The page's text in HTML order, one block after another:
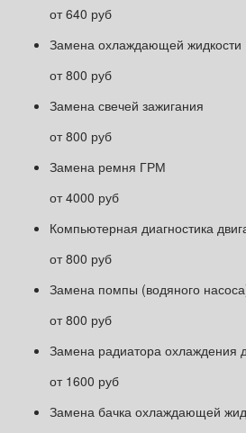
от 640 руб
Замена охлаждающей жидкости
от 800 руб
Замена свечей зажигания
от 800 руб
Замена ремня ГРМ
от 4000 руб
Компьютерная диагностика
от 800 руб
Замена помпы (водяного
от 800 руб
Замена радиатора охлаждения
от 1600 руб
Замена бачка охлаждающей